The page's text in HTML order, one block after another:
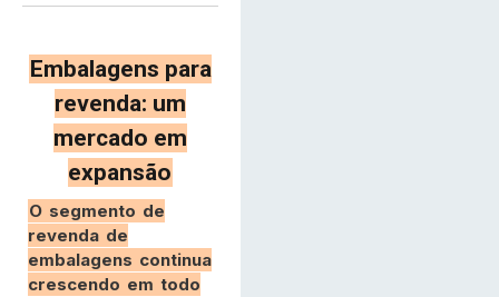
Embalagens para
revenda: um
mercado em
expansão
O segmento de
revenda de
embalagens continua
crescendo em todo